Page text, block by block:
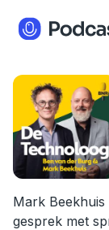
Mark
gesprek met